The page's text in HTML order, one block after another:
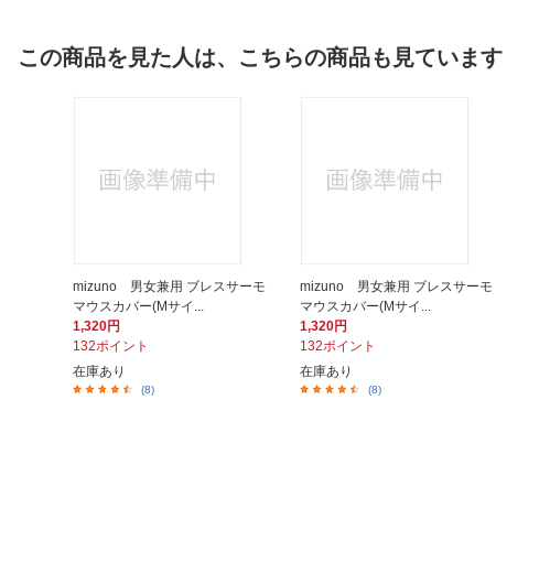
この商品を見た人は、こちらの商品も見ています
mizuno 男女兼用 ブレスサーモ
マウスカバー(Mサイ...
1,320円
132ポイント
在庫あり
(8)
mizuno 男女兼用 ブレスサーモ
マウスカバー(Mサイ...
1,320円
132ポイント
在庫あり
(8)